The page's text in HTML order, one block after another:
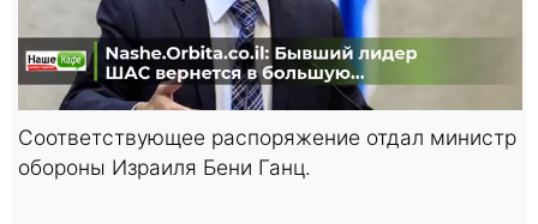
Соответствующее распоряжение отдал министр
обороны Израиля Бени Ганц.